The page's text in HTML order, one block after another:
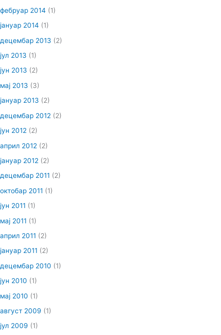
фебруар 2014 (1)
јануар 2014 (1)
децембар 2013 (2)
јул 2013 (1)
јун 2013 (2)
мај 2013 (3)
јануар 2013 (2)
децембар 2012 (2)
јун 2012 (2)
април 2012 (2)
јануар 2012 (2)
децембар 2011 (2)
октобар 2011 (1)
јун 2011 (1)
мај 2011 (1)
април 2011 (2)
јануар 2011 (2)
децембар 2010 (1)
јун 2010 (1)
мај 2010 (1)
август 2009 (1)
јул 2009 (1)